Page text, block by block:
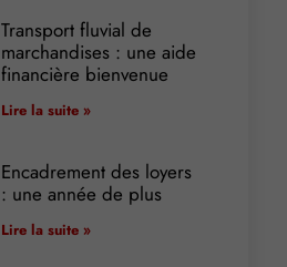
Transport fluvial de
marchandises : une aide
financière bienvenue
Lire la suite »
Encadrement des loyers
: une année de plus
Lire la suite »